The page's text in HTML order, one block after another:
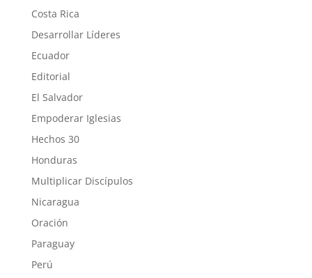
Costa Rica
Desarrollar Líderes
Ecuador
Editorial
El Salvador
Empoderar Iglesias
Hechos 30
Honduras
Multiplicar Discípulos
Nicaragua
Oración
Paraguay
Perú